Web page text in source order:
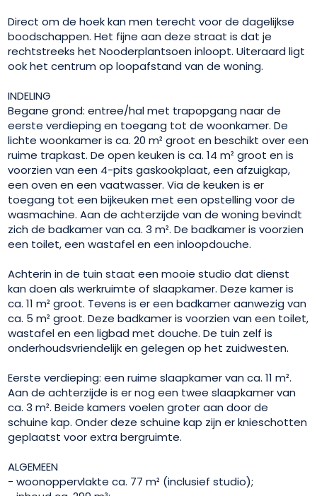
Direct om de hoek kan men terecht voor de dagelijkse
boodschappen. Het fijne aan deze straat is dat je
rechtstreeks het Nooderplantsoen inloopt. Uiteraard ligt
ook het centrum op loopafstand van de woning.
INDELING
Begane grond: entree/hal met trapopgang naar de
eerste verdieping en toegang tot de woonkamer. De
lichte woonkamer is ca. 20 m² groot en beschikt over een
ruime trapkast. De open keuken is ca. 14 m² groot en is
voorzien van een 4-pits gaskookplaat, een afzuigkap,
een oven en een vaatwasser. Via de keuken is er
toegang tot een bijkeuken met een opstelling voor de
wasmachine. Aan de achterzijde van de woning bevindt
zich de badkamer van ca. 3 m². De badkamer is voorzien
een toilet, een wastafel en een inloopdouche.
Achterin in de tuin staat een mooie studio dat dienst
kan doen als werkruimte of slaapkamer. Deze kamer is
ca. 11 m² groot. Tevens is er een badkamer aanwezig van
ca. 5 m² groot. Deze badkamer is voorzien van een toilet,
wastafel en een ligbad met douche. De tuin zelf is
onderhoudsvriendelijk en gelegen op het zuidwesten.
Eerste verdieping: een ruime slaapkamer van ca. 11 m².
Aan de achterzijde is er nog een twee slaapkamer van
ca. 3 m². Beide kamers voelen groter aan door de
schuine kap. Onder deze schuine kap zijn er knieschotten
geplaatst voor extra bergruimte.
ALGEMEEN
- woonoppervlakte ca. 77 m² (inclusief studio);